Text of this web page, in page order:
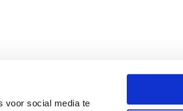
voor social media te